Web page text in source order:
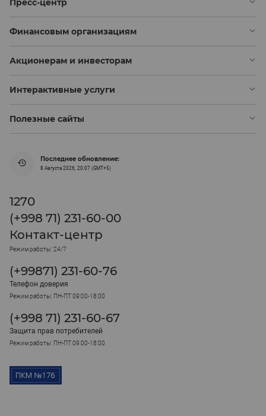
Финансовым организациям
Акционерам и инвесторам
Интерактивные услуги
Полезные сайты
Последнее обновление:
8 Августа 2026, 20:07 (GMT+5)
1270
(+998 71) 231-60-00
Контакт-центр
Режим работы: 24/7
(+99871) 231-60-76
Телефон доверия
Режим работы: ПН-ПТ 09:00-18:00
(+998 71) 231-60-67
Защита прав потребителей
Режим работы: ПН-ПТ 09:00-18:00